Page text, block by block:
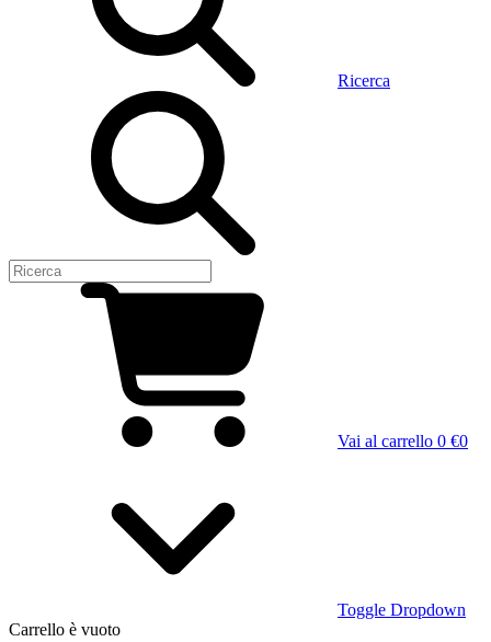
Ricerca
Vai al carrello 0 €0
Toggle Dropdown
Carrello è vuoto